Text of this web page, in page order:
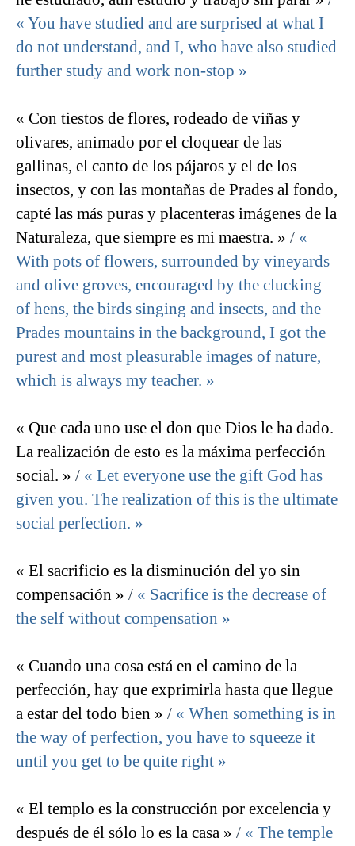
« You have studied and are surprised at what I
do not understand, and I, who have also studied
further study and work non-stop »
« Con tiestos de flores, rodeado de viñas y
olivares, animado por el cloquear de las
gallinas, el canto de los pájaros y el de los
insectos, y con las montañas de Prades al fondo,
capté las más puras y placenteras imágenes de la
Naturaleza, que siempre es mi maestra. » / «
With pots of flowers, surrounded by vineyards
and olive groves, encouraged by the clucking
of hens, the birds singing and insects, and the
Prades mountains in the background, I got the
purest and most pleasurable images of nature,
which is always my teacher. »
« Que cada uno use el don que Dios le ha dado.
La realización de esto es la máxima perfección
social. » / « Let everyone use the gift God has
given you. The realization of this is the ultimate
social perfection. »
« El sacrificio es la disminución del yo sin
compensación » / « Sacrifice is the decrease of
the self without compensation »
« Cuando una cosa está en el camino de la
perfección, hay que exprimirla hasta que llegue
a estar del todo bien » / « When something is in
the way of perfection, you have to squeeze it
until you get to be quite right »
« El templo es la construcción por excelencia y
después de él sólo lo es la casa » / « The temple